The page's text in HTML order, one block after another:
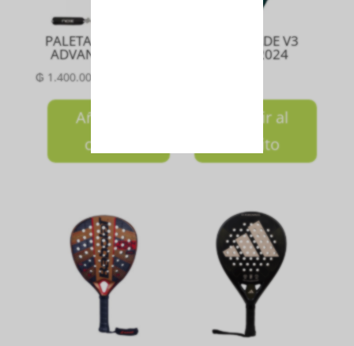
PALETA EQUATION
ADVANCED 2024
₲1.400.000
Añadir al
carrito
PALA BLADE V3
PADEL 2024
Añadir al
carrito